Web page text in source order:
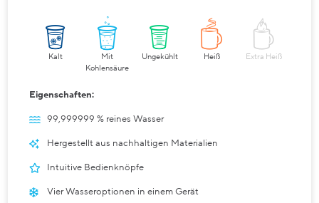
Kalt
Mit
Kohlensäure
Ungekühlt Heiß Extra Heiß
Eigenschaften:
99,999999 % reines Wasser
Hergestellt aus nachhaltigen Materialien
Intuitive Bedienknöpfe
Vier Wasseroptionen in einem Gerät